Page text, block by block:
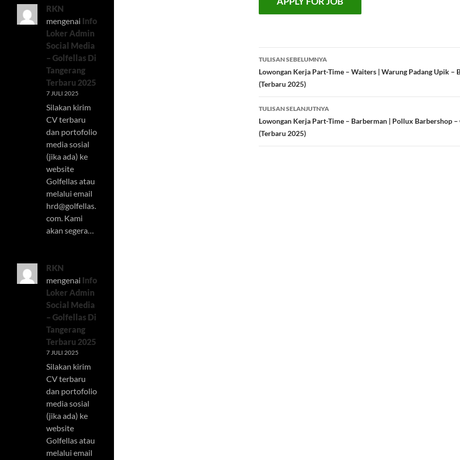
Navigasi
Tulisan
TULISAN SEBELUMNYA
Lowongan Kerja Part-Time – Waiters | Warung Padang Upik –
(Terbaru 2025)
TULISAN SELANJUTNYA
Lowongan Kerja Part-Time – Barberman | Pollux Barbershop –
(Terbaru 2025)
RKN
mengenai Info
Loker Admin
Social Media
– Golfellas Di
Tangerang
Terbaru 2025
7 JULI 2025
Silakan kirim
CV terbaru
dan portofolio
media sosial
(jika ada) ke
website
Golfellas atau
melalui email
hrd@golfellas.
com. Kami
akan segera…
RKN
mengenai Info
Loker Admin
Social Media
– Golfellas Di
Tangerang
Terbaru 2025
7 JULI 2025
Silakan kirim
CV terbaru
dan portofolio
media sosial
(jika ada) ke
website
Golfellas atau
melalui email